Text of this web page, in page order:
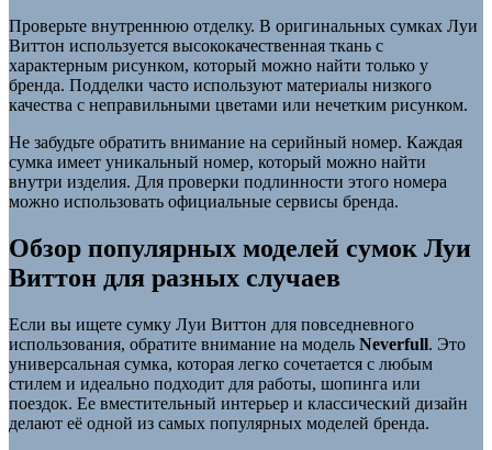
Проверьте внутреннюю отделку. В оригинальных сумках Луи
Виттон используется высококачественная ткань с
характерным рисунком, который можно найти только у
бренда. Подделки часто используют материалы низкого
качества с неправильными цветами или нечетким рисунком.
Не забудьте обратить внимание на серийный номер. Каждая
сумка имеет уникальный номер, который можно найти
внутри изделия. Для проверки подлинности этого номера
можно использовать официальные сервисы бренда.
Обзор популярных моделей сумок Луи
Виттон для разных случаев
Если вы ищете сумку Луи Виттон для повседневного
использования, обратите внимание на модель Neverfull. Это
универсальная сумка, которая легко сочетается с любым
стилем и идеально подходит для работы, шопинга или
поездок. Ее вместительный интерьер и классический дизайн
делают её одной из самых популярных моделей бренда.